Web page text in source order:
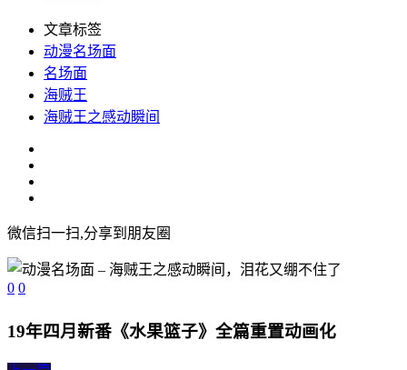
文章标签
动漫名场面
名场面
海贼王
海贼王之感动瞬间
微信扫一扫,分享到朋友圈
0 0
19年四月新番《水果篮子》全篇重置动画化